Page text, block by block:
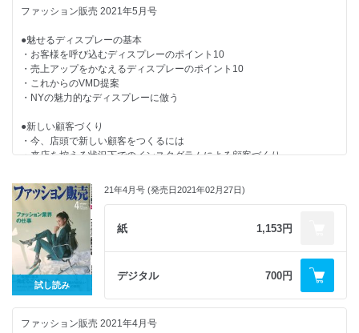
・編集後記
・販売員がEC担当に最適な理由
・美容トレンド最前線！
・労務管理を知ろう
・その接客あるある解決します！
・FASHION EYE
・人材マネジメントの処方箋
・店長意識改革メソッド
・新・お客さまゼッタイ主義
・おんな社長が飛ぶ！
・心と体の「きれいの秘訣」
・これからの小売店と販売員の在り方
・売場おこしディレクション
・今月の視点
・編集後記
ファッション販売 2021年5月号
●魅せるディスプレーの基本
・お客様を呼び込むディスプレーのポイント10
・売上アップをかなえるディスプレーのポイント10
・これからのVMD提案
・NYの魅力的なディスプレーに倣う
●新しい顧客づくり
・今、店頭で新しい顧客をつくるには
・来店を控える状況下でのインスタグラムによる顧客づくり
●ECで活躍する販売員
・なぜECの現場で販売員が求められるのか
・接客の流れをイメージして商品情報に活かす
・想像力で〝顔が見えない&#12318;難しさを乗り越える
・実感した〝お客様を知る&#12318;ことの大切さ
●販売員が知りたいMDへの疑問
・MDと販売員の関係性について
【連載・シリーズ・リポート】
試し読み
21年4月号 (発売日2021年02月27日)
紙 1,153円
デジタル 700円
ファッション販売 2021年4月号